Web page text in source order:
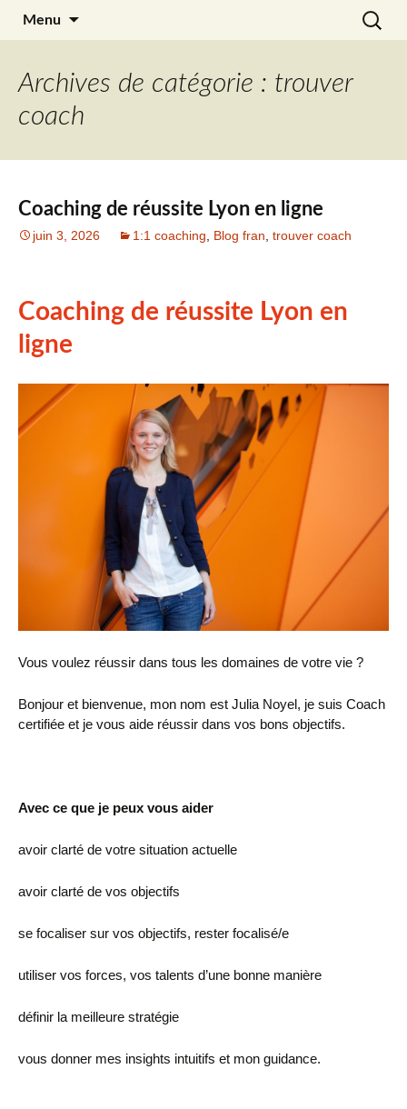
Julia Noyel
Menu
Archives de catégorie : trouver
coach
Coaching de réussite Lyon en ligne
juin 3, 2026 1:1 coaching Blog fran trouver coach
Coaching de réussite Lyon en
ligne
Vous voulez réussir dans tous les domaines de votre vie ?
Bonjour et bienvenue, mon nom est Julia Noyel, je suis Coach
certifiée et je vous aide réussir dans vos bons objectifs.
Avec ce que je peux vous aider
avoir clarté de votre situation actuelle
avoir clarté de vos objectifs
se focaliser sur vos objectifs, rester focalisé/e
utiliser vos forces, vos talents d’une bonne manière
définir la meilleure stratégie
vous donner mes insights intuitifs et mon guidance.